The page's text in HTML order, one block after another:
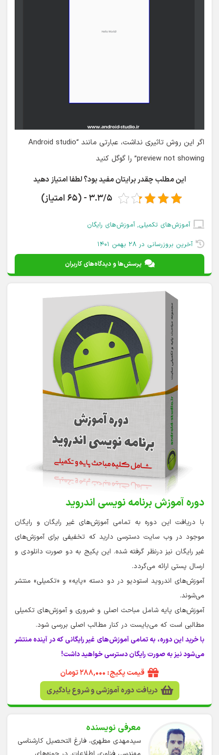
اگر این روش تاثیری نداشت، عبارتی مانند “Android studio
preview not showing” را گوگل کنید
این مطلب چقدر برایتان مفید بود؟ لطفا امتیاز دهید
3.3/5 - (65 امتیاز)
آموزش‌های تکمیلی, آموزش‌های رایگان
آخرین بروزرسانی در ۲۸ بهمن ۱۴۰۱
پرسش‌ها و دیدگاه‌های کاربران
دوره آموزش برنامه نویسی اندروید
با دریافت این دوره به تمامی آموزش‌های غیر رایگان و رایگان
موجود در وب سایت دسترسی دارید که تخفیفی برای آموزش‌های
غیر رایگان نیز درنظر گرفته شده. این پکیج به دو صورت دانلودی و
ارسال پستی ارائه می‌گردد.
آموزش‌های اندروید استودیو در دو دسته «پایه» و «تکمیلی» منتشر
می‌شوند.
آموزش‌های پایه شامل مباحث اصلی و ضروری و آموزش‌های تکمیلی
مطالبی است که می‌بایست در کنار مطالب اصلی بررسی شود.
با خرید این دوره، به تمامی آموزش‌های غیر رایگانی که در آینده منتشر
می‌شود نیز به صورت رایگان دسترسی خواهید داشت!
قیمت پکیج: ۲۸۸,۰۰۰ تومان
دریافت دوره آموزشی و شروع یادگیری
معرفی نویسنده
سیدمهدی مطهری، فارغ التحصیل کارشناسی